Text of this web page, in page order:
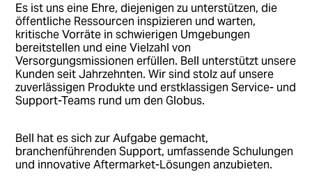
Es ist uns eine Ehre, diejenigen zu unterstützen, die
öffentliche Ressourcen inspizieren und warten,
kritische Vorräte in schwierigen Umgebungen
bereitstellen und eine Vielzahl von
Versorgungsmissionen erfüllen. Bell unterstützt unsere
Kunden seit Jahrzehnten. Wir sind stolz auf unsere
zuverlässigen Produkte und erstklassigen Service- und
Support-Teams rund um den Globus.
Bell hat es sich zur Aufgabe gemacht,
branchenführenden Support, umfassende Schulungen
und innovative Aftermarket-Lösungen anzubieten.